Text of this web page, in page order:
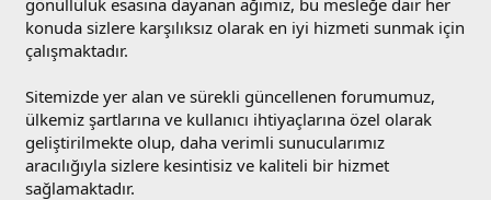
gönüllülük esasına dayanan ağımız, bu mesleğe dair her
konuda sizlere karşılıksız olarak en iyi hizmeti sunmak için
çalışmaktadır.
Sitemizde yer alan ve sürekli güncellenen forumumuz,
ülkemiz şartlarına ve kullanıcı ihtiyaçlarına özel olarak
geliştirilmekte olup, daha verimli sunucularımız
aracılığıyla sizlere kesintisiz ve kaliteli bir hizmet
sağlamaktadır.